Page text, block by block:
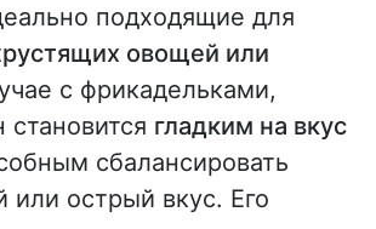
подходящие для
овощей или
с фрикадельками,
становится гладким на вкус
сбалансировать
или острый вкус. Его